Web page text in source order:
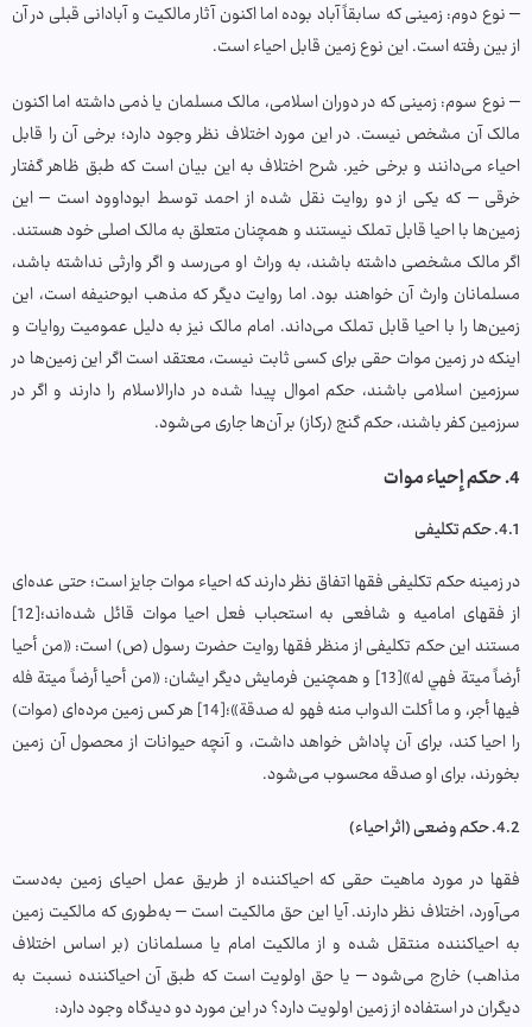
– نوع دوم: زمینی که سابقاً آباد بوده اما اکنون آثار مالکیت و آبادانی قبلی در آن
از بین رفته است. این نوع زمین قابل احیاء است.
– نوع سوم: زمینی که در دوران اسلامی، مالک مسلمان یا ذمی داشته اما اکنون
مالک آن مشخص نیست. در این مورد اختلاف نظر وجود دارد؛ برخی آن را قابل
احیاء می‌دانند و برخی خیر. شرح اختلاف به این بیان است که طبق ظاهر گفتار
خرقی – که یکی از دو روایت نقل شده از احمد توسط ابوداوود است – این
زمین‌ها با احیا قابل تملک نیستند و همچنان متعلق به مالک اصلی خود هستند.
اگر مالک مشخصی داشته باشند، به وراث او می‌رسد و اگر وارثی نداشته باشد،
مسلمانان وارث آن خواهند بود. اما روایت دیگر که مذهب ابوحنیفه است، این
زمین‌ها را با احیا قابل تملک می‌داند. امام مالک نیز به دلیل عمومیت روایات و
اینکه در زمین موات حقی برای کسی ثابت نیست، معتقد است اگر این زمین‌ها در
سرزمین اسلامی باشند، حکم اموال پیدا شده در دارالاسلام را دارند و اگر در
سرزمین کفر باشند، حکم گنج (رکاز) بر آن‌ها جاری می‌شود.
4. حكم إحياء موات
4.1. حکم تکلیفی
در زمینه حکم تکلیفی فقها اتفاق نظر دارند که احیاء موات جایز است؛ حتی عده‌ای
از فقهای امامیه و شافعی به استحباب فعل احیا موات قائل شده‌اند؛[12]
مستند این حکم تکلیفی از منظر فقها روایت حضرت رسول (ص) است: «من أحيا
أرضاً ميتة فهي له»[13] و همچنین فرمایش دیگر ایشان: «من أحيا أرضاً ميتة فله
فيها أجر، و ما أكلت الدواب منه فهو له صدقة»؛[14] هر کس زمین مرده‌ای (موات)
را احیا کند، برای آن پاداش خواهد داشت، و آنچه حیوانات از محصول آن زمین
بخورند، برای او صدقه محسوب می‌شود.
4.2. حکم وضعی (اثر احیاء)
فقها در مورد ماهیت حقی که احیاکننده از طریق عمل احیای زمین به‌دست
می‌آورد، اختلاف نظر دارند. آیا این حق مالکیت است – به‌طوری که مالکیت زمین
به احیاکننده منتقل شده و از مالکیت امام یا مسلمانان (بر اساس اختلاف
مذاهب) خارج می‌شود – یا حق اولویت است که طبق آن احیاکننده نسبت به
دیگران در استفاده از زمین اولویت دارد؟ در این مورد دو دیدگاه وجود دارد: